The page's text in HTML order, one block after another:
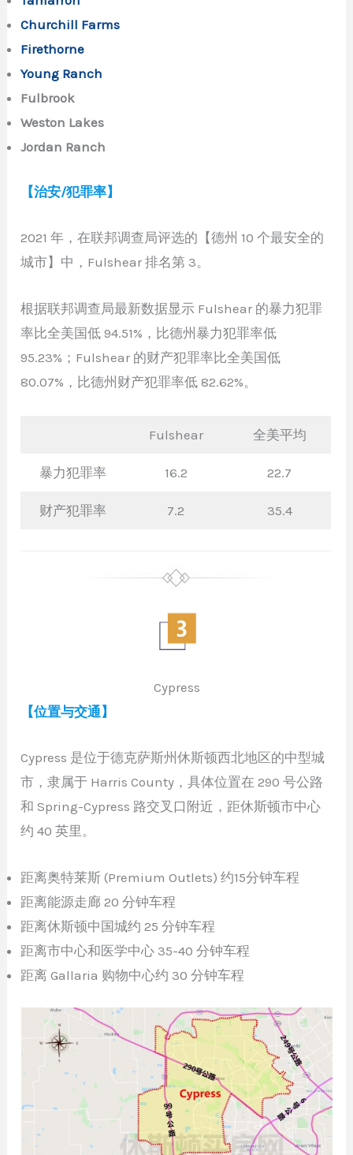
Churchill Farms
Firethorne
Young Ranch
Fulbrook
Weston Lakes
Jordan Ranch
【治安/犯罪率】
2021 年，在联邦调查局评选的【德州 10 个最安全的
城市】中，Fulshear 排名第 3。
根据联邦调查局最新数据显示 Fulshear 的暴力犯罪
率比全美国低 94.51%，比德州暴力犯罪率低
95.23%；Fulshear 的财产犯罪率比全美国低
80.07%，比德州财产犯罪率低 82.62%。
Fulshear 全美平均
暴力犯罪率 16.2 22.7
财产犯罪率 7.2 35.4
Cypress
【位置与交通】
Cypress 是位于德克萨斯州休斯顿西北地区的中型城
市，隶属于 Harris County，具体位置在 290 号公路
和 Spring-Cypress 路交叉口附近，距休斯顿市中心
约 40 英里。
距离奥特莱斯 (Premium Outlets) 约15分钟车程
距离能源走廊 20 分钟车程
距离休斯顿中国城约 25 分钟车程
距离市中心和医学中心 35-40 分钟车程
距离 Gallaria 购物中心约 30 分钟车程